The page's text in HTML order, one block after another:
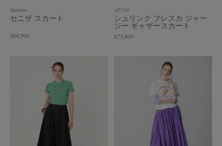
Merlette
セニザ スカート
¥64,900
ATON
シュリンク フレスカ ジャー
ジー ギャザースカート
¥75,900